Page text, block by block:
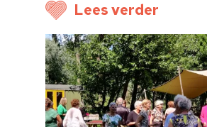
Lees verder